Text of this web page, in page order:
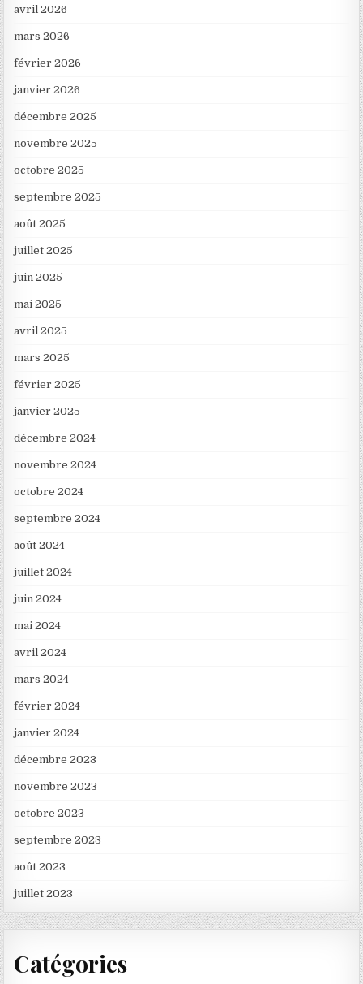
avril 2026
mars 2026
février 2026
janvier 2026
décembre 2025
novembre 2025
octobre 2025
septembre 2025
août 2025
juillet 2025
juin 2025
mai 2025
avril 2025
mars 2025
février 2025
janvier 2025
décembre 2024
novembre 2024
octobre 2024
septembre 2024
août 2024
juillet 2024
juin 2024
mai 2024
avril 2024
mars 2024
février 2024
janvier 2024
décembre 2023
novembre 2023
octobre 2023
septembre 2023
août 2023
juillet 2023
Catégories